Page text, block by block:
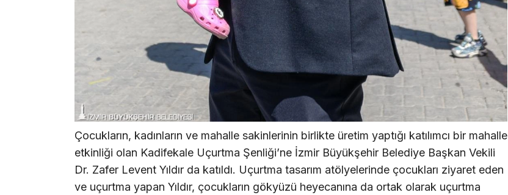
Çocukların, kadınların ve mahalle sakinlerinin birlikte üretim yaptığı katılımcı bir mahalle
etkinliği olan Kadifekale Uçurtma Şenliği’ne İzmir Büyükşehir Belediye Başkan Vekili
Dr. Zafer Levent Yıldır da katıldı. Uçurtma tasarım atölyelerinde çocukları ziyaret eden
ve uçurtma yapan Yıldır, çocukların gökyüzü heyecanına da ortak olarak uçurtma